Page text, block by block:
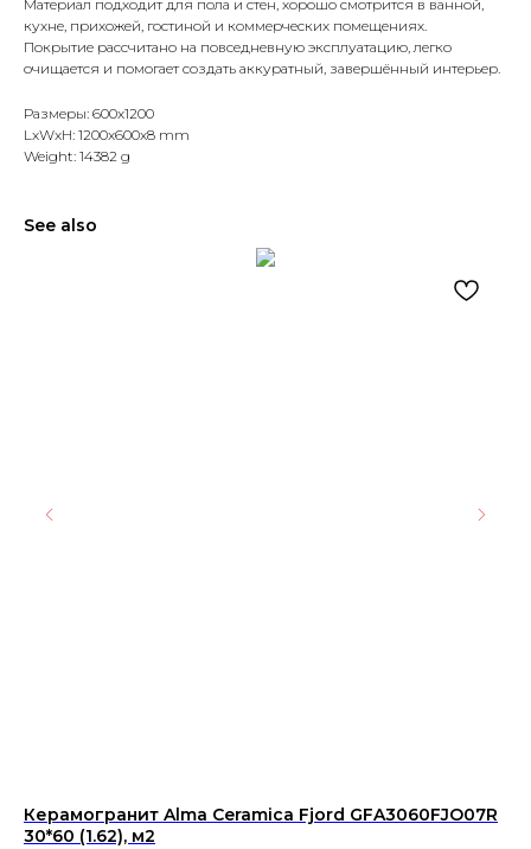
Материал подходит для пола и стен, хорошо смотрится в ванной,
кухне, прихожей, гостиной и коммерческих помещениях.
Покрытие рассчитано на повседневную эксплуатацию, легко
очищается и помогает создать аккуратный, завершённый интерьер.
Размеры: 600x1200
LxWxH: 1200x600x8 mm
Weight: 14382 g
See also
Керамогранит Alma Ceramica Fjord GFA3060FJO07R
30*60 (1.62), м2